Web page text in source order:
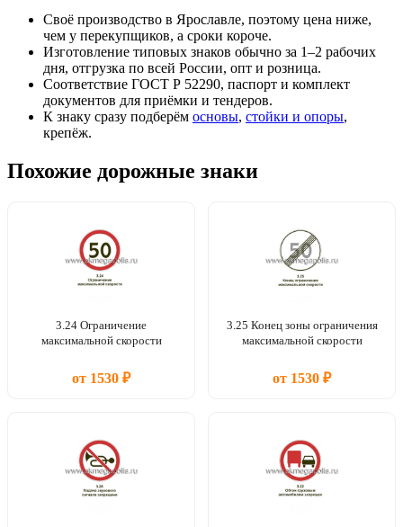
Своё производство в Ярославле, поэтому цена ниже,
чем у перекупщиков, а сроки короче.
Изготовление типовых знаков обычно за 1–2 рабочих
дня, отгрузка по всей России, опт и розница.
Соответствие ГОСТ Р 52290, паспорт и комплект
документов для приёмки и тендеров.
К знаку сразу подберём основы, стойки и опоры,
крепёж.
Похожие дорожные знаки
3.24 Ограничение
максимальной скорости
от 1530 ₽
3.25 Конец зоны ограничения
максимальной скорости
от 1530 ₽